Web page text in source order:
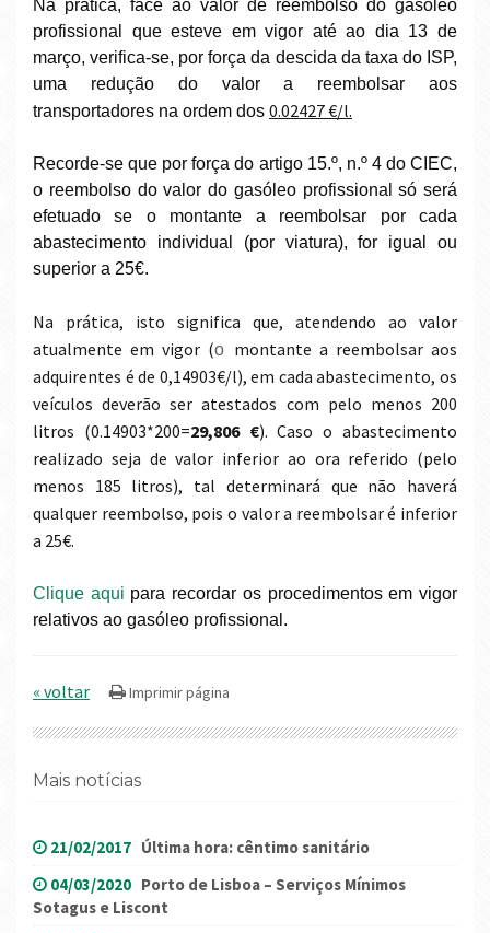
Na prática, face ao valor de reembolso do gasóleo
profissional que esteve em vigor até ao dia 13 de
março, verifica-se, por força da descida da taxa do ISP,
uma redução do valor a reembolsar aos
transportadores na ordem dos 0.02427 €/l.
Recorde-se que por força do artigo 15.º, n.º 4 do CIEC,
o reembolso do valor do gasóleo profissional só será
efetuado se o montante a reembolsar por cada
abastecimento individual (por viatura), for igual ou
superior a 25€.
Na prática, isto significa que, atendendo ao valor
atualmente em vigor (o montante a reembolsar aos
adquirentes é de 0,14903€/l), em cada abastecimento, os
veículos deverão ser atestados com pelo menos 200
litros (0.14903*200=29,806 €). Caso o abastecimento
realizado seja de valor inferior ao ora referido (pelo
menos 185 litros), tal determinará que não haverá
qualquer reembolso, pois o valor a reembolsar é inferior
a 25€.
Clique aqui para recordar os procedimentos em vigor
relativos ao gasóleo profissional.
« voltar
Mais notícias
21/02/2017 Última hora: cêntimo sanitário
04/03/2020 Porto de Lisboa – Serviços Mínimos
Sotagus e Liscont